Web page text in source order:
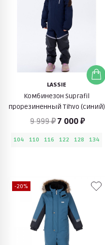
LASSIE
Комбинезон Suprafil
прорезиненный Tihvo (синий)
9 999 ₽ 7 000 ₽
104 110 116 122 128 134
-20%